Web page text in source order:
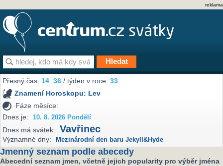
reklama
Přesný čas:14 36 / týden v roce:33
Znamení Horoskopu: Lev
Fáze měsíce:
Dnes je:
10. 8. 2026 Pondělí
Dnes má svátek: Vavřinec
Významné dny: Mezinárodní den baru Jekyll&Hyde
Jmenný seznam podle abecedy
Abecední seznam jmen, včetně jejich popularity pro výběr jména